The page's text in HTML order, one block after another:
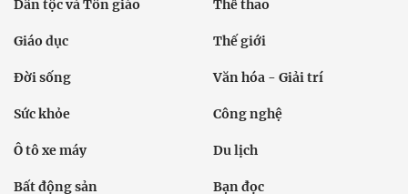
Dân tộc và Tôn giáo Thể thao
Giáo dục Thế giới
Đời sống Văn hóa - Giải trí
Sức khỏe Công nghệ
Ô tô xe máy Du lịch
Bất động sản Bạn đọc